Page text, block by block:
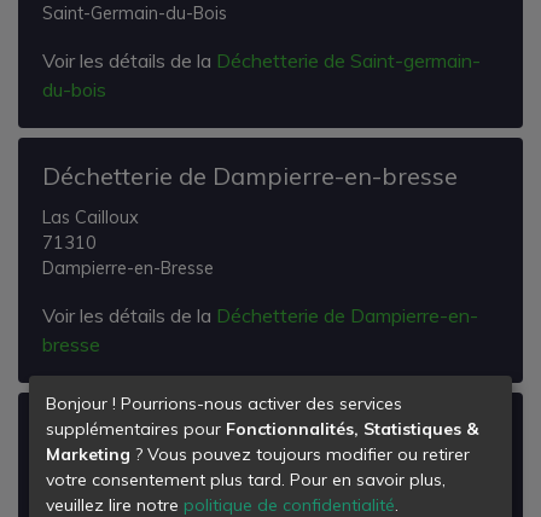
Saint-Germain-du-Bois
Voir les détails de la Déchetterie de Saint-germain-
du-bois
Déchetterie de Dampierre-en-bresse
Las Cailloux
71310
Dampierre-en-Bresse
Voir les détails de la Déchetterie de Dampierre-en-
bresse
Déchetterie du Fay
le Fay
71580
Bonjour ! Pourrions-nous activer des services
supplémentaires pour Fonctionnalités, Statistiques &
Marketing ? Vous pouvez toujours modifier ou retirer
votre consentement plus tard. Pour en savoir plus,
veuillez lire notre politique de confidentialité.